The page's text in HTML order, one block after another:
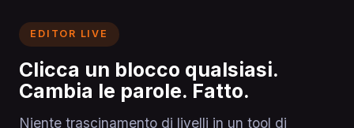
EDITOR LIVE
Clicca un blocco qualsiasi.
Cambia le parole. Fatto.
Niente trascinamento di livelli in un tool di